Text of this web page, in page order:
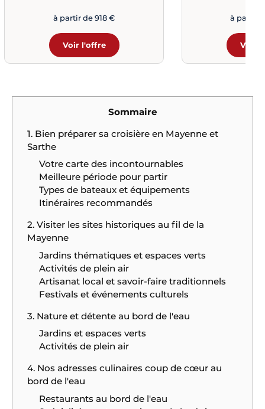
à partir de 918 €
Voir l'offre
à partir
Voir
Sommaire
1. Bien préparer sa croisière en Mayenne et
Sarthe
Votre carte des incontournables
Meilleure période pour partir
Types de bateaux et équipements
Itinéraires recommandés
2. Visiter les sites historiques au fil de la
Mayenne
Jardins thématiques et espaces verts
Activités de plein air
Artisanat local et savoir-faire traditionnels
Festivals et événements culturels
3. Nature et détente au bord de l'eau
Jardins et espaces verts
Activités de plein air
4. Nos adresses culinaires coup de cœur au
bord de l'eau
Restaurants au bord de l'eau